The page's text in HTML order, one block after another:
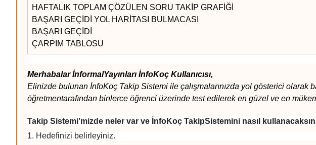
HAFTALIK TOPLAM ÇÖZÜLEN SORU TAKİP GRAFİĞİ
BAŞARI GEÇİDİ YOL HARİTASI BULMACASI
BAŞARI GEÇİDİ
ÇARPIM TABLOSU
Merhabalar İnformalYayınları İnfoKoç Kullanıcısı,
Elinizde bulunan İnfoKoç Takip Sistemi ile çalışmalarınızda yol gösterici olarak
öğretmentarafından binlerce öğrenci üzerinde test edilerek en güzel ve en
Takip Sistemi’mizde neler var ve İnfoKoç TakipSistemini nasıl
1. Hedefinizi belirleyiniz.